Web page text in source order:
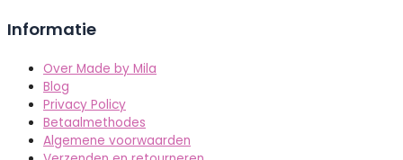
Informatie
Over Made by Mila
Blog
Privacy Policy
Betaalmethodes
Algemene voorwaarden